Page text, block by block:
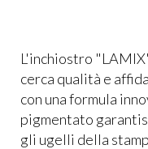
L'inchiostro
cerca qualità e
con una formula
pigmentato
gli ugelli della